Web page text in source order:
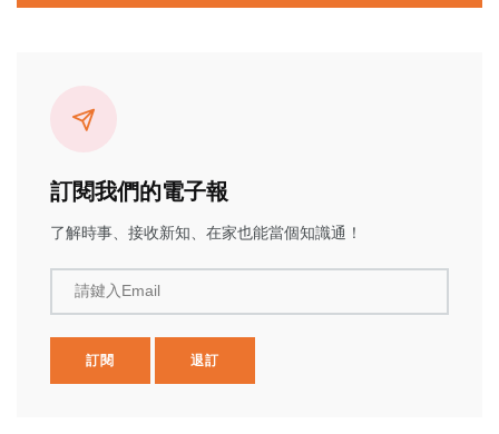
訂閱我們的電子報
了解時事、接收新知、在家也能當個知識通！
請鍵入Email
訂閱 退訂